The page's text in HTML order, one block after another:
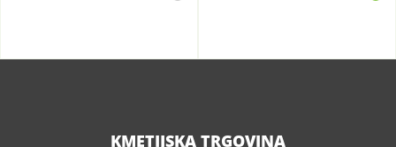
KMETIJSKA TRGOVINA